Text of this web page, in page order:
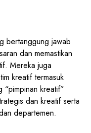
bertanggung jawab
dan memastikan
Mereka juga
kreatif termasuk
kreatif”
dan kreatif serta
departemen.